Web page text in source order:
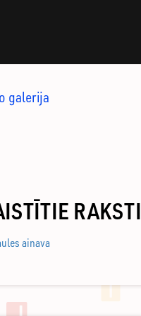
galerija
RAKSTI
ainava